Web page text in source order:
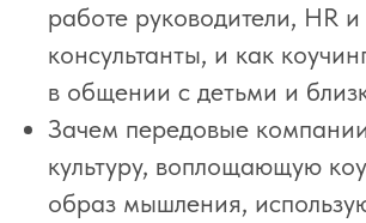
работе руководители, HR и
консультанты, и как
в общении с детьми и
Зачем передовые
культуру, воплощающую
образ мышления,